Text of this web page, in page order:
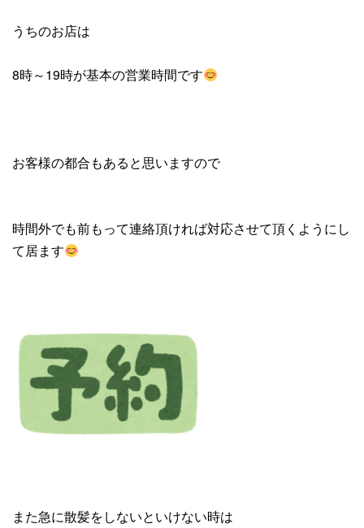
うちのお店は
8時～19時が基本の営業時間です
お客様の都合もあると思いますので
時間外でも前もって連絡頂ければ対応させて頂くようにし
て居ます
また急に散髪をしないといけない時は